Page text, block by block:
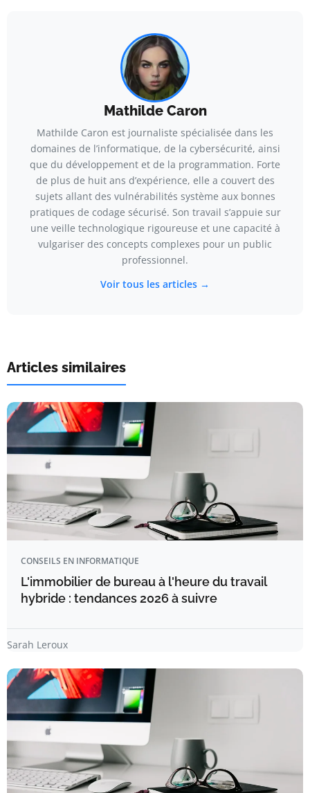
Mathilde Caron
Mathilde Caron est journaliste spécialisée dans les
domaines de l’informatique, de la cybersécurité, ainsi
que du développement et de la programmation. Forte
de plus de huit ans d’expérience, elle a couvert des
sujets allant des vulnérabilités système aux bonnes
pratiques de codage sécurisé. Son travail s’appuie sur
une veille technologique rigoureuse et une capacité à
vulgariser des concepts complexes pour un public
professionnel.
Voir tous les articles →
Articles similaires
CONSEILS EN INFORMATIQUE
L'immobilier de bureau à l'heure du travail
hybride : tendances 2026 à suivre
Sarah Leroux